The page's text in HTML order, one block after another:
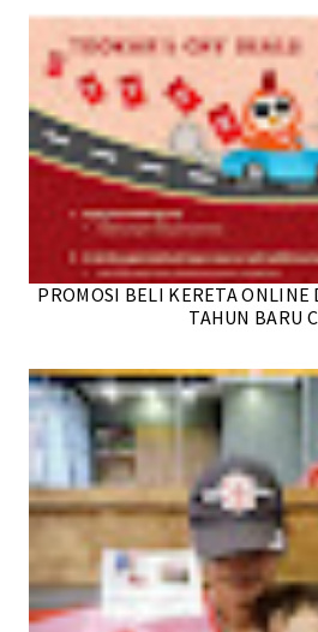
PROMOSI BELI KERETA ONLINE
TAHUN BARU